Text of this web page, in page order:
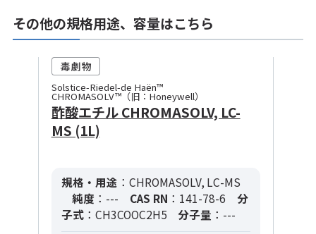
その他の規格用途、容量はこちら
Solstice-Riedel-de Haën™
CHROMASOLV™（旧：Honeywell）
酢酸エチル CHROMASOLV, LC-
MS (1L)
規格・用途 ：CHROMASOLV, LC-MS
純度 ：--- CAS RN ：141-78-6
分
子式：CH3COOC2H5 分子量 ：---